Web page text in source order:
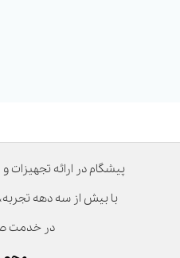
پیشگام در ارائه
با بیش از سه دهه
در خدمت